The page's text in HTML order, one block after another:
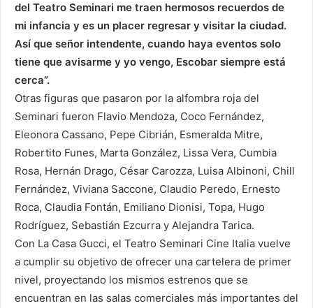
del Teatro Seminari me traen hermosos recuerdos de
mi infancia y es un placer regresar y visitar la ciudad.
Así que señor intendente, cuando haya eventos solo
tiene que avisarme y yo vengo, Escobar siempre está
cerca”.
Otras figuras que pasaron por la alfombra roja del
Seminari fueron Flavio Mendoza, Coco Fernández,
Eleonora Cassano, Pepe Cibrián, Esmeralda Mitre,
Robertito Funes, Marta González, Lissa Vera, Cumbia
Rosa, Hernán Drago, César Carozza, Luisa Albinoni, Chill
Fernández, Viviana Saccone, Claudio Peredo, Ernesto
Roca, Claudia Fontán, Emiliano Dionisi, Topa, Hugo
Rodríguez, Sebastián Ezcurra y Alejandra Tarica.
Con La Casa Gucci, el Teatro Seminari Cine Italia vuelve
a cumplir su objetivo de ofrecer una cartelera de primer
nivel, proyectando los mismos estrenos que se
encuentran en las salas comerciales más importantes del